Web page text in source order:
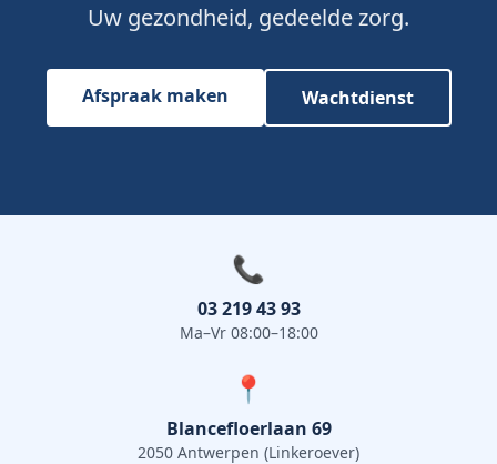
Uw gezondheid, gedeelde zorg.
Afspraak maken Wachtdienst
📞
03 219 43 93
Ma–Vr 08:00–18:00
📍
Blancefloerlaan 69
2050 Antwerpen (Linkeroever)